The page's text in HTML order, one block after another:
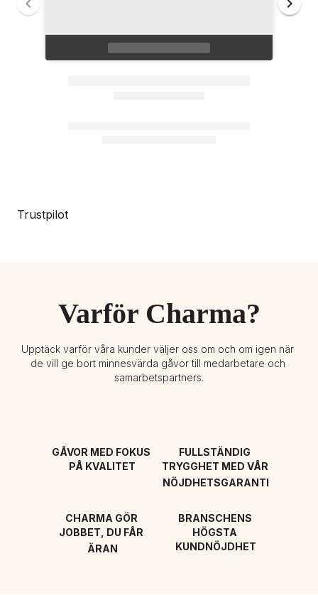
Trustpilot
Varför Charma?
Upptäck varför våra kunder väljer oss om och om igen när
de vill ge bort minnesvärda gåvor till medarbetare och
samarbetspartners.
GÅVOR MED FOKUS
PÅ KVALITET
FULLSTÄNDIG
TRYGGHET MED VÅR
NÖJDHETSGARANTI
CHARMA GÖR
JOBBET, DU FÅR
ÄRAN
BRANSCHENS
HÖGSTA
KUNDNÖJDHET